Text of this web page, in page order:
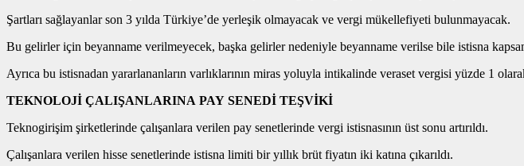
Şartları sağlayanlar son 3 yılda Türkiye’de yerleşik olmayacak ve vergi mükellefiyeti bulunmayacak.
Bu gelirler için beyanname verilmeyecek, başka gelirler nedeniyle beyanname verilse bile istisna
Ayrıca bu istisnadan yararlananların varlıklarının miras yoluyla intikalinde veraset vergisi yüzde 1
TEKNOLOJİ ÇALIŞANLARINA PAY SENEDİ TEŞVİKİ
Teknogirişim şirketlerinde çalışanlara verilen pay senetlerinde vergi istisnasının üst sonu artırıldı.
Çalışanlara verilen hisse senetlerinde istisna limiti bir yıllık brüt fiyatın iki katına çıkarıldı.